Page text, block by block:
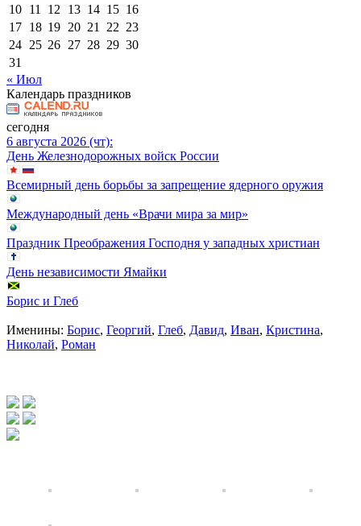
10 11 12 13 14 15 16
17 18 19 20 21 22 23
24 25 26 27 28 29 30
31
« Июл
Календарь праздников
сегодня
6 августа 2026 (чт):
День Железнодорожных войск России
Всемирный день борьбы за запрещение ядерного оружия
Международный день «Врачи мира за мир»
Праздник Преображения Господня у западных христиан
День независимости Ямайки
Борис и Глеб
Именины: Борис, Георгий, Глеб, Давид, Иван, Кристина,
Николай, Роман